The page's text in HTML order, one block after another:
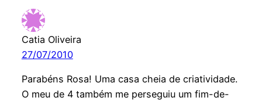
Catia Oliveira
27/07/2010
Parabéns Rosa! Uma casa cheia de criatividade.
O meu de 4 também me perseguiu um fim-de-